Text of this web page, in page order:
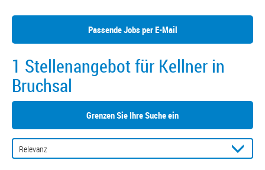
Passende Jobs per E-Mail
1 Stellenangebot für Kellner in
Bruchsal
Grenzen Sie Ihre Suche ein